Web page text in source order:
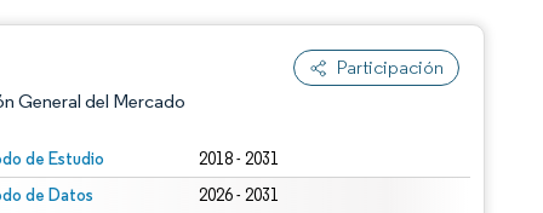
Participación
General del Mercado
de Estudio 2018 - 2031
de Datos
2026 - 2031